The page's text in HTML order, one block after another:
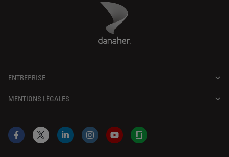
Danaher Logo
ENTREPRISE
MENTIONS LÉGALES
Facebook
X LinkedInInstagramYouTubeGlassdoor